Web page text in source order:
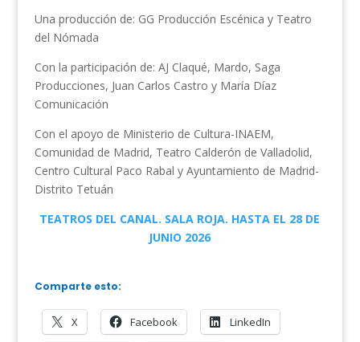
Una producción de: GG Producción Escénica y Teatro
del Nómada
Con la participación de: AJ Claqué, Mardo, Saga
Producciones, Juan Carlos Castro y María Díaz
Comunicación
Con el apoyo de Ministerio de Cultura-INAEM,
Comunidad de Madrid, Teatro Calderón de Valladolid,
Centro Cultural Paco Rabal y Ayuntamiento de Madrid-
Distrito Tetuán
TEATROS DEL CANAL. SALA ROJA. HASTA EL 28 DE
JUNIO 2026
Comparte esto:
X Facebook LinkedIn